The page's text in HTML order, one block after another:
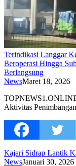
Terindikasi Langgar
Beroperasi Hingga
Berlangsung
NewsMaret 18, 2026
Aktivitas
Kajari Sidrap Lantik
NewsJanuari 30, 2026